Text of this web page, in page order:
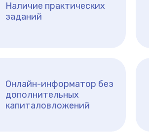
Наличие практических
заданий
Онлайн-информатор без
дополнительных
капиталовложений